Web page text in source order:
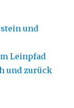
und
Leinpfad
und zurück